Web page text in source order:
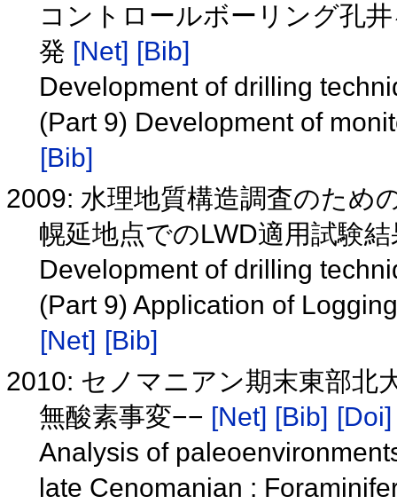
コントロールボーリング孔
発 [Net] [Bib]
Development of drilling
(Part 9) Development of
[Bib]
2009: 水理地質構造調査のため
幌延地点でのLWD適用試験
Development of drilling
(Part 9) Application of
[Net] [Bib]
2010: セノマニアン期末東部北
無酸素事変−− [Net] [Bib] [Doi]
Analysis of
late Cenomanian :